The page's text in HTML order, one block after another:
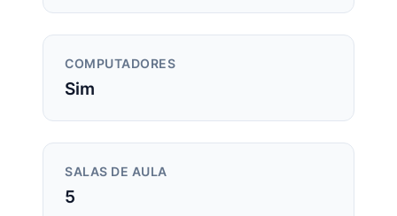
COMPUTADORES
Sim
SALAS DE AULA
5